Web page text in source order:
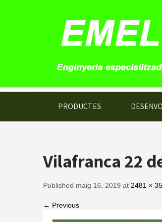
PRODUCTES
Vilafranca 22
Published maig 16, 2019 at 2481 ×
← Previous